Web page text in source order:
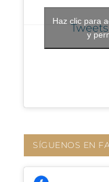
Haz clic para
y
SÍGUENOS EN